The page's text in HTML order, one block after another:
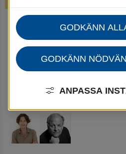
Startsida Uppleva & göra
Nyheter för Kultur
GODKÄNN
GODKÄNN
ANPASSA